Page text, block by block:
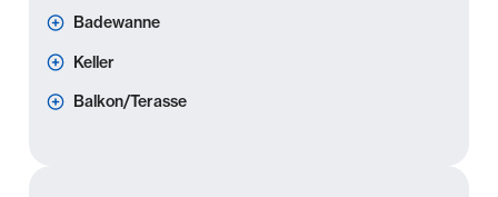
Badewanne
Keller
Balkon/Terasse